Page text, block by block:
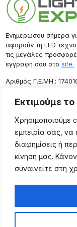
Εκτιμούμε
Χρησιμοποιούμε
εμπειρία σας,
διαφημίσεις ή
κίνηση μας.
συναινείτε στη
Ενημερώσου σήμερα
αφορούν τη LED
τις μεγάλες
εγγραφή σου στο site.
Aριθμός Γ.Ε.ΜΗ.:
Επικοινωνία
Ρόδου 133,
(+30) 211 725
Χρήσιμες
Προϊόντα